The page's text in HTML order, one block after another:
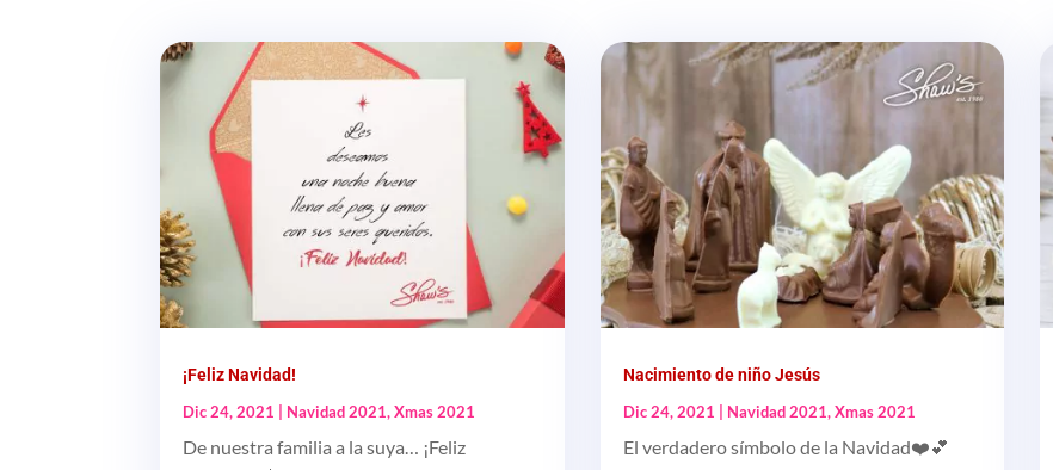
¡Feliz Navidad!
Dic 24, 2021
Navidad 2021,Xmas 2021
De nuestra familia a la suya… ¡Feliz
Nacimiento de niño Jesús
Dic 24, 2021
Navidad 2021,Xmas 2021
El verdadero símbolo de la Navidad❤️💕